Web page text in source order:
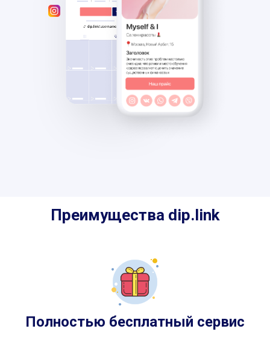
Преимущества dip.link
Полностью бесплатный сервис